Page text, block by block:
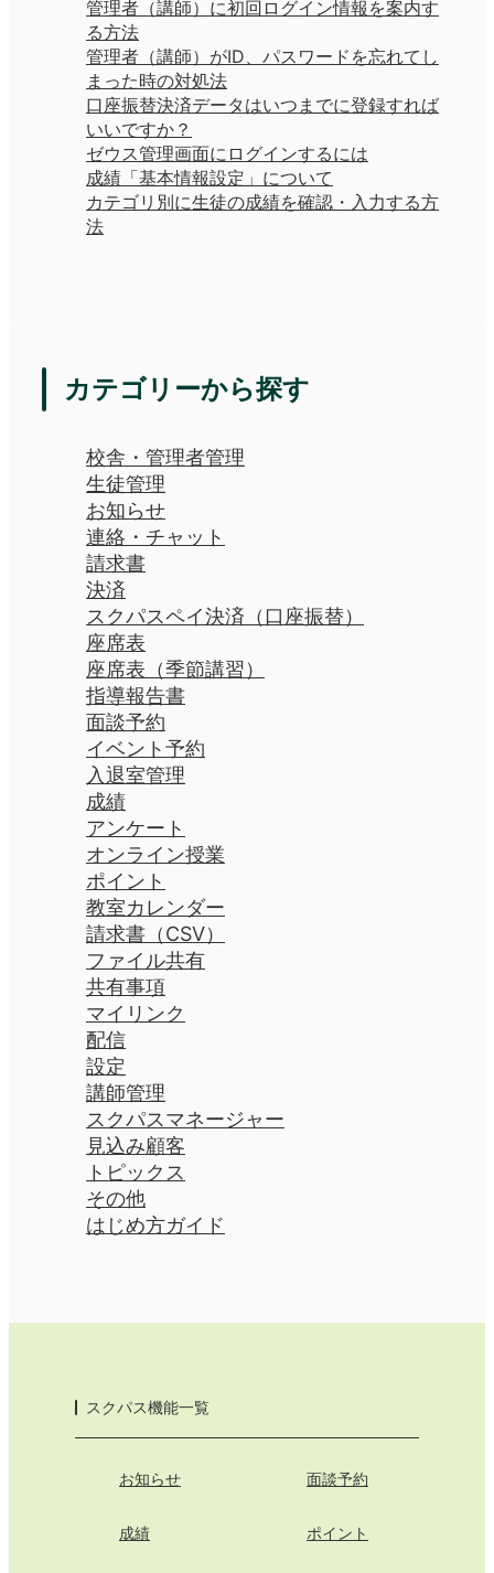
口座振替決済データはいつまでに登録すれば
いいですか？
ゼウス管理画面にログインするには
管理者（講師）に初回ログイン情報を案内す
る方法
管理者（講師）がID、パスワードを忘れてし
まった時の対処法
成績「基本情報設定」について
カテゴリ別に生徒の成績を確認・入力する方
法
カテゴリーから探す
設定
連絡・チャット
請求書
ファイル共有
指導報告書
入退室管理
スクパスマネージャー
座席表
アンケート
面談予約
成績
ポイント
イベント予約
オンライン授業
トピックス
配信
マイリンク
講師管理
決済
お知らせ
座席表（季節講習）
請求書（CSV）
見込み顧客
教室カレンダー
その他
校舎・管理者管理
生徒管理
はじめ方ガイド
スクパスペイ決済（口座振替）
共有事項
スクパス機能一覧
お知らせ 面談予約
成績 ポイント